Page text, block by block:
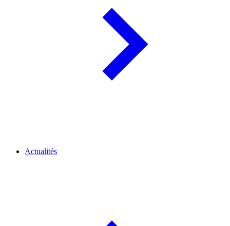
Actualités